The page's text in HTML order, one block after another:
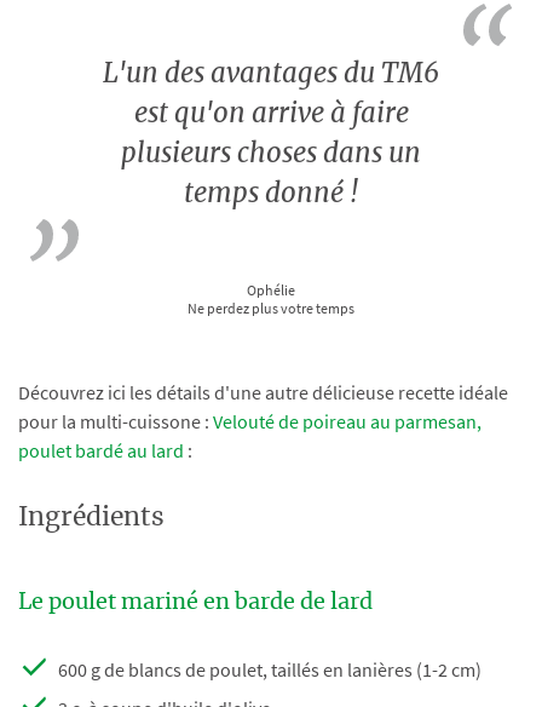
L'un des avantages du TM6
est qu'on arrive à faire
plusieurs choses dans un
temps donné !
Ophélie
Ne perdez plus votre temps
Découvrez ici les détails d'une autre délicieuse recette idéale
pour la multi-cuissone : Velouté de poireau au parmesan,
poulet bardé au lard :
Ingrédients
Le poulet mariné en barde de lard
600 g de blancs de poulet, taillés en lanières (1-2 cm)